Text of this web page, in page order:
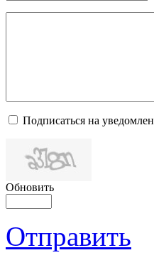
Подписаться на
Обновить
Отправить